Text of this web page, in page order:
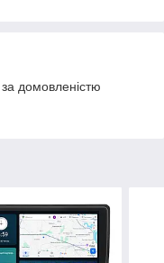
домовленістю